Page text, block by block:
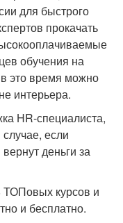
для быстрого
прокачать
обучения на
это время можно
интерьера.
HR-специалиста,
если
деньги за
курсов и
и бесплатно.